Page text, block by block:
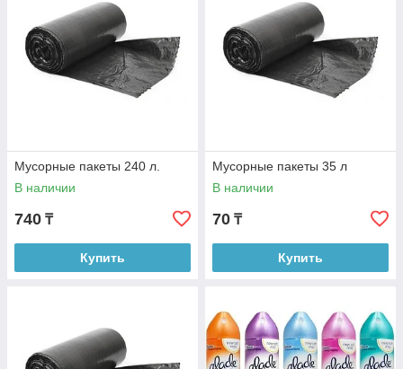
Мусорные пакеты 240 л.
В наличии
740 ₸
Купить
Мусорные пакеты 35 л
В наличии
70 ₸
Купить